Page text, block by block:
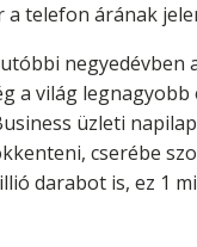
telefon árának
a világ
üzleti
cserébe
darabot is, ez 1